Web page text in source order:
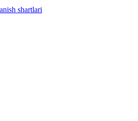
shartlari